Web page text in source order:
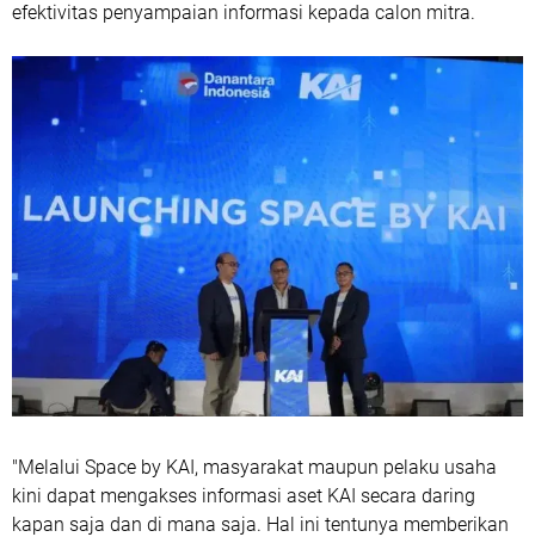
efektivitas penyampaian informasi kepada calon mitra.
"Melalui Space by KAI, masyarakat maupun pelaku usaha
kini dapat mengakses informasi aset KAI secara daring
kapan saja dan di mana saja. Hal ini tentunya memberikan